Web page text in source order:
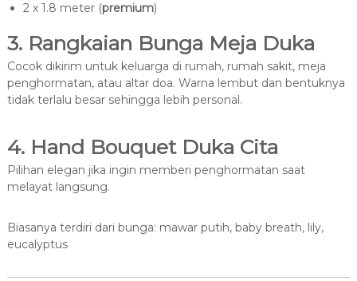
2 x 1.8 meter (premium)
3. Rangkaian Bunga Meja Duka
Cocok dikirim untuk keluarga di rumah, rumah sakit, meja
penghormatan, atau altar doa. Warna lembut dan bentuknya
tidak terlalu besar sehingga lebih personal.
4. Hand Bouquet Duka Cita
Pilihan elegan jika ingin memberi penghormatan saat
melayat langsung.
Biasanya terdiri dari bunga: mawar putih, baby breath, lily,
eucalyptus